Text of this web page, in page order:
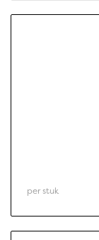
per stuk